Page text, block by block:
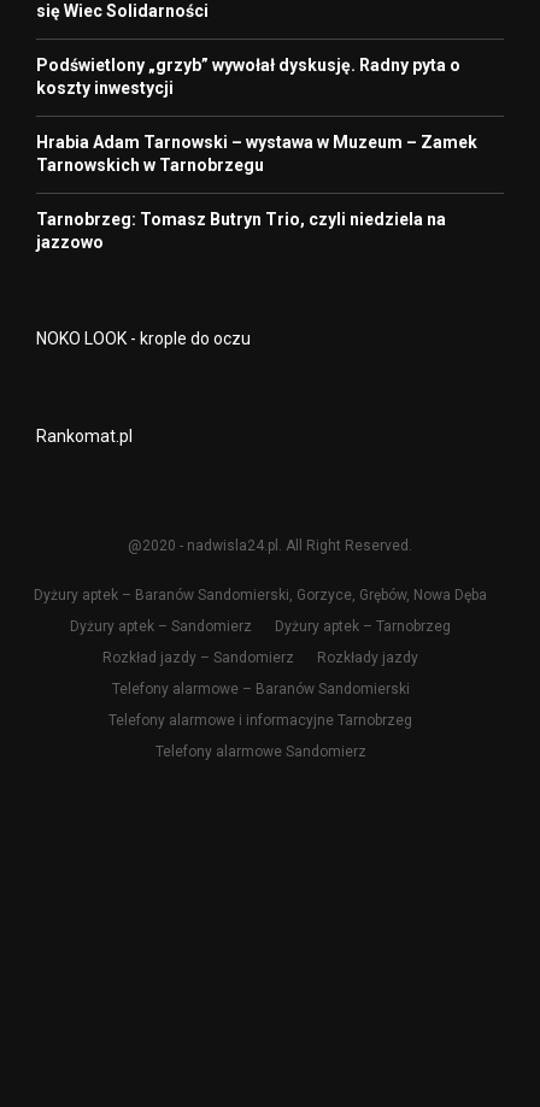
się Wiec Solidarności
Podświetlony „grzyb” wywołał dyskusję. Radny pyta o
koszty inwestycji
Hrabia Adam Tarnowski – wystawa w Muzeum – Zamek
Tarnowskich w Tarnobrzegu
Tarnobrzeg: Tomasz Butryn Trio, czyli niedziela na
jazzowo
NOKO LOOK - krople do oczu
Rankomat.pl
@2020 - nadwisla24.pl. All Right Reserved.
Dyżury aptek – Baranów Sandomierski, Gorzyce, Grębów, Nowa Dęba
Dyżury aptek – Sandomierz
Dyżury aptek – Tarnobrzeg
Rozkład jazdy – Sandomierz
Rozkłady jazdy
Telefony alarmowe – Baranów Sandomierski
Telefony alarmowe i informacyjne Tarnobrzeg
Telefony alarmowe Sandomierz